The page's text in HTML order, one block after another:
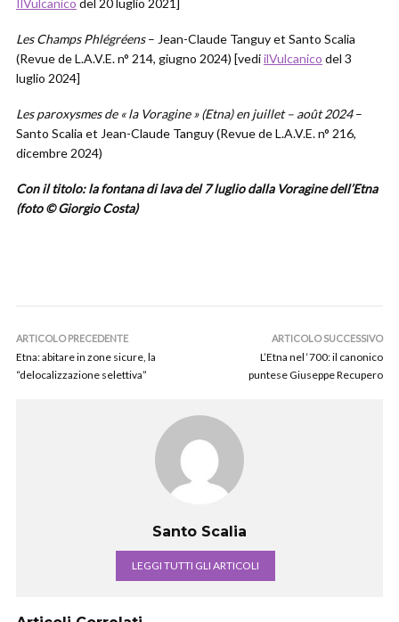
IlVulcanico del 20 luglio 2021]
Les Champs Phlégréens– Jean-Claude Tanguy et Santo Scalia
(Revue de L.A.V.E. n° 214, giugno 2024) [vediilVulcanico del 3
luglio 2024]
Les paroxysmes de « la Voragine » (Etna) en juillet – août 2024–
Santo Scalia et Jean-Claude Tanguy (Revue de L.A.V.E. n° 216,
dicembre 2024)
Con il titolo: la fontana di lava del 7 luglio dalla Voragine dell’Etna
(foto © Giorgio Costa)
ARTICOLO PRECEDENTE
Etna: abitare in zone sicure, la
“delocalizzazione selettiva”
ARTICOLO SUCCESSIVO
L’Etna nel ‘700: il canonico
puntese Giuseppe Recupero
Santo Scalia
LEGGI TUTTI GLI ARTICOLI